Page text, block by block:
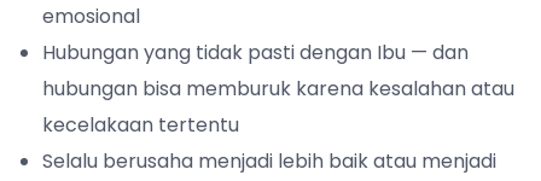
emosional
Hubungan yang tidak pasti dengan Ibu — dan
hubungan bisa memburuk karena kesalahan atau
kecelakaan tertentu
Selalu berusaha menjadi lebih baik atau menjadi